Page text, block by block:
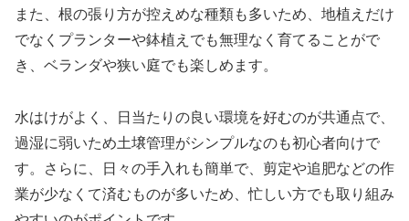
また、根の張り方が控えめな種類も多いため、地植えだけ
でなくプランターや鉢植えでも無理なく育てることがで
き、ベランダや狭い庭でも楽しめます。
水はけがよく、日当たりの良い環境を好むのが共通点で、
過湿に弱いため土壌管理がシンプルなのも初心者向けで
す。さらに、日々の手入れも簡単で、剪定や追肥などの作
業が少なくて済むものが多いため、忙しい方でも取り組み